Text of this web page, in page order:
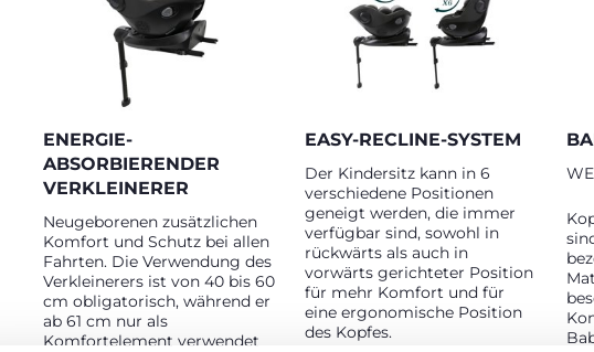
ENERGIE-
ABSORBIERENDER
VERKLEINERER
Neugeborenen zusätzlichen
Komfort und Schutz bei allen
Fahrten. Die Verwendung des
Verkleinerers ist von 40 bis 60
cm obligatorisch, während er
ab 61 cm nur als
Komfortelement verwendet
EASY-RECLINE-SYSTEM
Der Kindersitz kann in 6
verschiedene Positionen
geneigt werden, die immer
verfügbar sind, sowohl in
rückwärts als auch in
vorwärts gerichteter Position
für mehr Komfort und für
eine ergonomische Position
des Kopfes.